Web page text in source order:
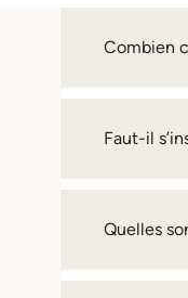
Combien
Faut-il
Quelles